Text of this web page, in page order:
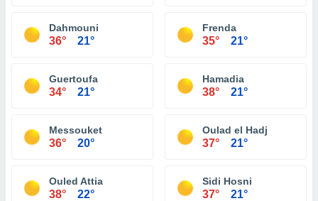
Dahmouni
36° 21°
Frenda
35° 21°
Guertoufa
34° 21°
Hamadia
38° 21°
Messouket
36° 20°
Oulad el Hadj
37° 21°
Ouled Attia
38° 22°
Sidi Hosni
37° 21°